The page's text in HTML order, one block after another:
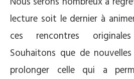
lecture soit le dernier à
ces rencontres
Souhaitons que de
prolonger celle qui a